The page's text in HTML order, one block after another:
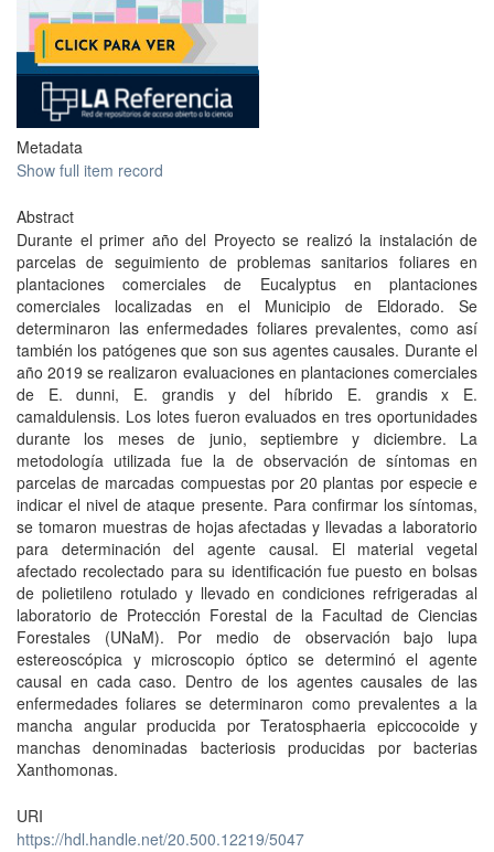
Metadata
Show full item record
Abstract
Durante el primer año del Proyecto se realizó la instalación de
parcelas de seguimiento de problemas sanitarios foliares en
plantaciones comerciales de Eucalyptus en plantaciones
comerciales localizadas en el Municipio de Eldorado. Se
determinaron las enfermedades foliares prevalentes, como así
también los patógenes que son sus agentes causales. Durante el
año 2019 se realizaron evaluaciones en plantaciones comerciales
de E. dunni, E. grandis y del híbrido E. grandis x E.
camaldulensis. Los lotes fueron evaluados en tres oportunidades
durante los meses de junio, septiembre y diciembre. La
metodología utilizada fue la de observación de síntomas en
parcelas de marcadas compuestas por 20 plantas por especie e
indicar el nivel de ataque presente. Para confirmar los síntomas,
se tomaron muestras de hojas afectadas y llevadas a laboratorio
para determinación del agente causal. El material vegetal
afectado recolectado para su identificación fue puesto en bolsas
de polietileno rotulado y llevado en condiciones refrigeradas al
laboratorio de Protección Forestal de la Facultad de Ciencias
Forestales (UNaM). Por medio de observación bajo lupa
estereoscópica y microscopio óptico se determinó el agente
causal en cada caso. Dentro de los agentes causales de las
enfermedades foliares se determinaron como prevalentes a la
mancha angular producida por Teratosphaeria epiccocoide y
manchas denominadas bacteriosis producidas por bacterias
Xanthomonas.
URI
https://hdl.handle.net/20.500.12219/5047